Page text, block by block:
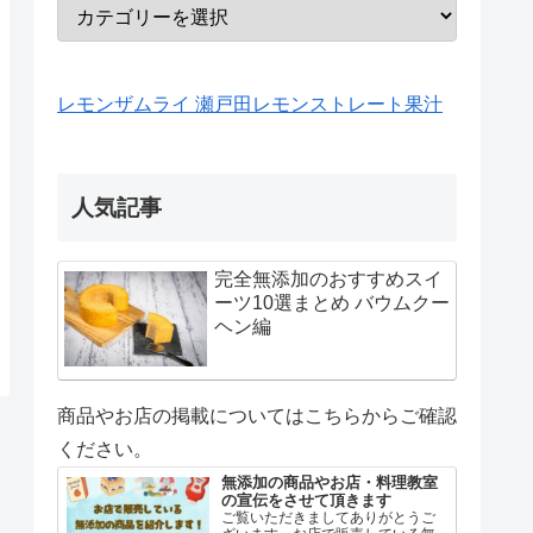
レモンザムライ 瀬戸田レモンストレート果汁
人気記事
完全無添加のおすすめスイ
ーツ10選まとめ バウムクー
ヘン編
商品やお店の掲載についてはこちらからご確認
ください。
無添加の商品やお店・料理教室
の宣伝をさせて頂きます
ご覧いただきましてありがとうご